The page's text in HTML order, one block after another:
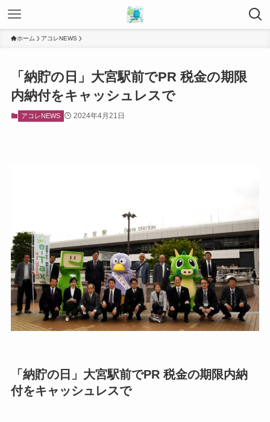
ホーム アコレNEWS
「納貯の日」大宮駅前でPR 税金の期限
内納付をキャッシュレスで
アコレNEWS 2024年4月21日
「納貯の日」大宮駅前でPR 税金の期限内納
付をキャッシュレスで